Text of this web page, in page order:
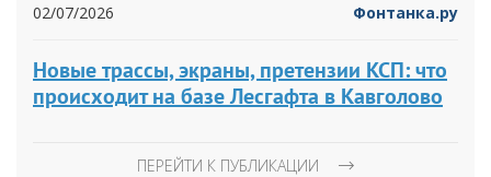
02/07/2026 Фонтанка.ру
Новые трассы, экраны, претензии КСП: что
происходит на базе Лесгафта в Кавголово
ПЕРЕЙТИ К ПУБЛИКАЦИИ